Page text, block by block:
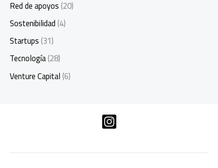
Red de apoyos(20)
Sostenibilidad(4)
Startups(31)
Tecnología(28)
Venture Capital(6)